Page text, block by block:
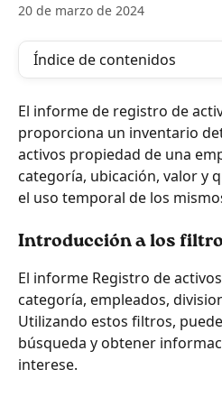
20 de marzo de 2024
Índice de contenidos
El informe de registro de
proporciona un inventario
activos propiedad de una
categoría, ubicación, valor y
el uso temporal de los
Introducción a los
El informe Registro de
categoría, empleados,
Utilizando estos filtros,
búsqueda y obtener
interese.